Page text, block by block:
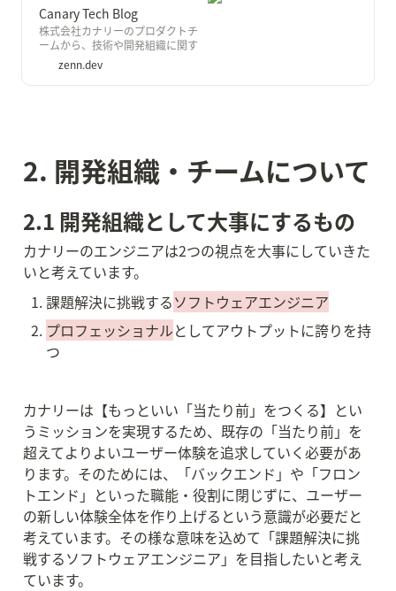
Canary Tech Blog
株式会社カナリーのプロダクトチ
ームから、技術や開発組織に関す
る情報を発信していきます。
zenn.dev
2. 開発組織・チームについて
2.1 開発組織として大事にするもの
カナリーのエンジニアは2つの視点を大事にしていきた
いと考えています。
課題解決に挑戦するソフトウェアエンジニア
プロフェッショナルとしてアウトプットに誇りを持
つ
カナリーは【もっといい「当たり前」をつくる】とい
うミッションを実現するため、既存の「当たり前」を
超えてよりよいユーザー体験を追求していく必要があ
ります。そのためには、「バックエンド」や「フロン
トエンド」といった職能・役割に閉じずに、ユーザー
の新しい体験全体を作り上げるという意識が必要だと
考えています。その様な意味を込めて「課題解決に挑
戦するソフトウェアエンジニア」を目指したいと考え
ています。